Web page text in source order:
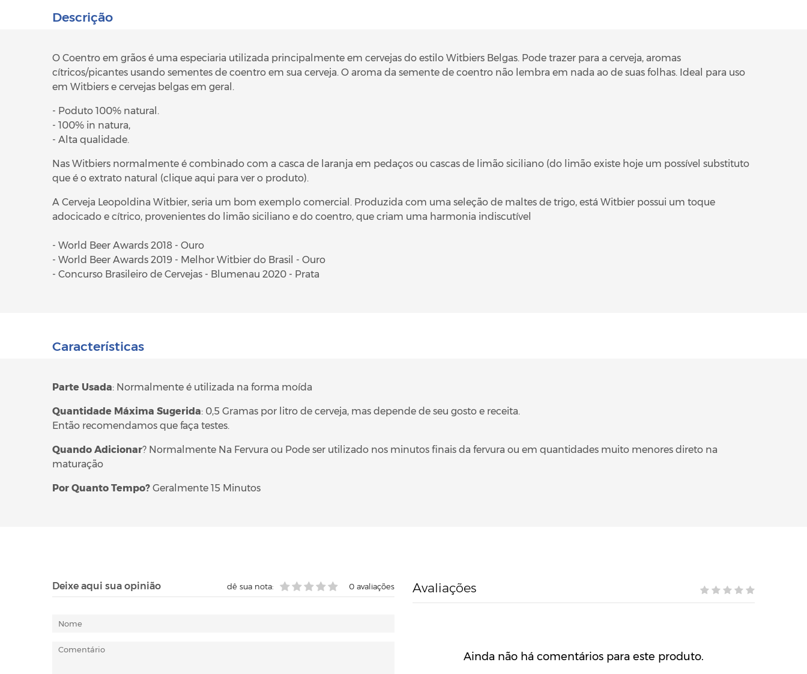
Descrição
O Coentro em grãos é uma especiaria utilizada principalmente em cervejas do estilo Witbiers Belgas. Pode trazer para a cerveja, aromas
cítricos/picantes usando sementes de coentro em sua cerveja. O aroma da semente de coentro não lembra em nada ao de suas folhas. Ideal para uso
em Witbiers e cervejas belgas em geral.
- Poduto 100% natural.
- 100% in natura,
- Alta qualidade.
Nas Witbiers normalmente é combinado com a casca de laranja em pedaços ou cascas de limão siciliano (do limão existe hoje um possível substituto
que é o extrato natural (clique aqui para ver o produto).
A Cerveja Leopoldina Witbier, seria um bom exemplo comercial. Produzida com uma seleção de maltes de trigo, está Witbier possui um toque
adocicado e cítrico, provenientes do limão siciliano e do coentro, que criam uma harmonia indiscutível
- World Beer Awards 2018 - Ouro
- World Beer Awards 2019 - Melhor Witbier do Brasil - Ouro
- Concurso Brasileiro de Cervejas - Blumenau 2020 - Prata
Características
Parte Usada: Normalmente é utilizada na forma moída
Quantidade Máxima Sugerida: 0,5 Gramas por litro de cerveja, mas depende de seu gosto e receita.
Então recomendamos que faça testes.
Quando Adicionar? Normalmente Na Fervura ou Pode ser utilizado nos minutos finais da fervura ou em quantidades muito menores direto na
maturação
Por Quanto Tempo? Geralmente 15 Minutos
Deixe aqui sua opinião 0 avaliações
dê sua nota: Avaliações
Ainda não há comentários para este produto.